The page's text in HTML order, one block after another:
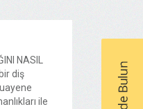
NASIL
diş
ile